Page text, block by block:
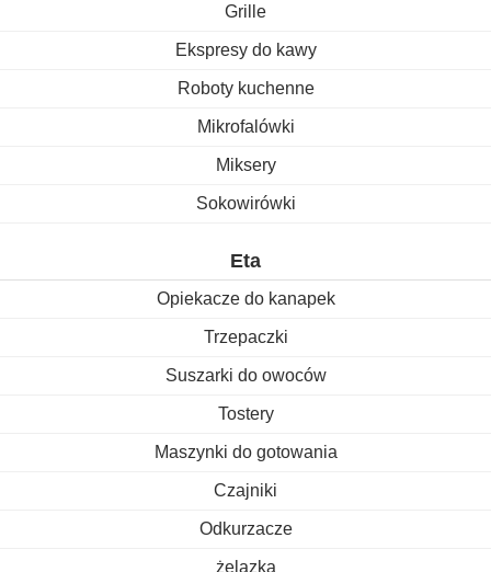
Grille
Ekspresy do kawy
Roboty kuchenne
Mikrofalówki
Miksery
Sokowirówki
Eta
Opiekacze do kanapek
Trzepaczki
Suszarki do owoców
Tostery
Maszynki do gotowania
Czajniki
Odkurzacze
żelazka